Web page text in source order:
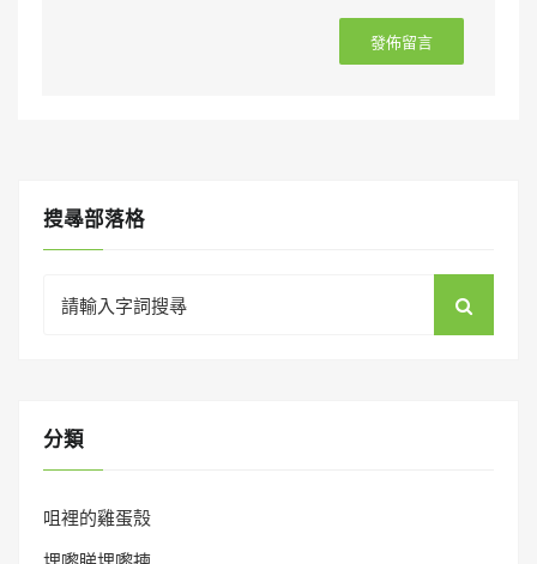
搜㝷部落格
for:
分類
咀裡的雞蛋殼